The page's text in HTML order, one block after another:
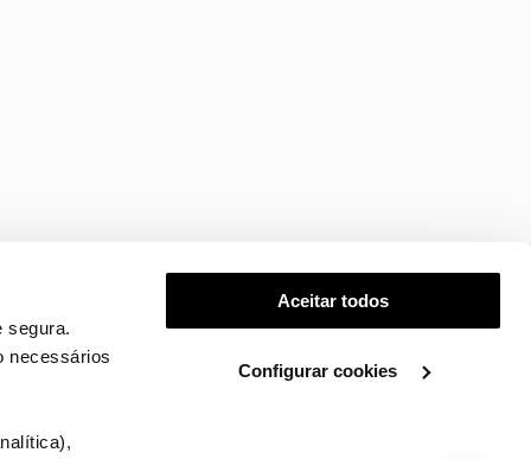
segura.
necessários
Aceitar todos
Configurar cookies